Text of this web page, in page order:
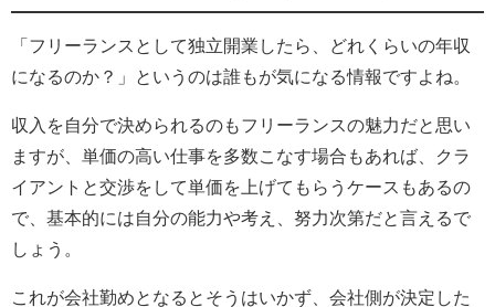
「フリーランスとして独立開業したら、どれくらいの年収
になるのか？」というのは誰もが気になる情報ですよね。
収入を自分で決められるのもフリーランスの魅力だと思い
ますが、単価の高い仕事を多数こなす場合もあれば、クラ
イアントと交渉をして単価を上げてもらうケースもあるの
で、基本的には自分の能力や考え、努力次第だと言えるで
しょう。
これが会社勤めとなるとそうはいかず、会社側が決定した